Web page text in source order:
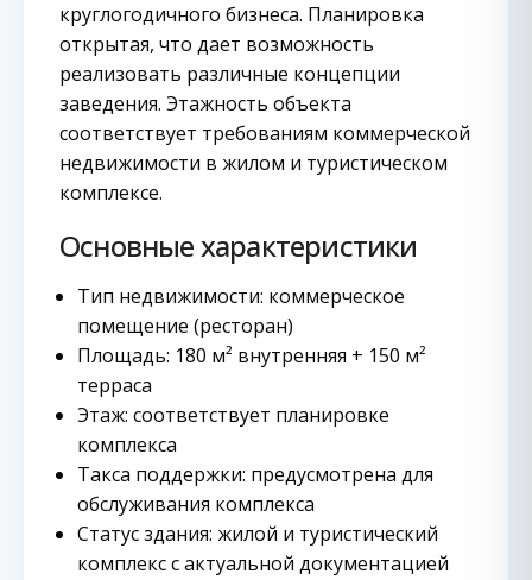
круглогодичного бизнеса. Планировка
открытая, что дает возможность
реализовать различные концепции
заведения. Этажность объекта
соответствует требованиям коммерческой
недвижимости в жилом и туристическом
комплексе.
Основные характеристики
Тип недвижимости: коммерческое
помещение (ресторан)
Площадь: 180 м² внутренняя + 150 м²
терраса
Этаж: соответствует планировке
комплекса
Такса поддержки: предусмотрена для
обслуживания комплекса
Статус здания: жилой и туристический
комплекс с актуальной документацией